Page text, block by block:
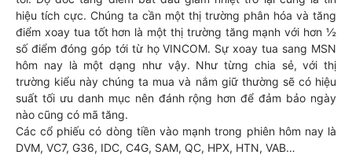
hiệu tích cực. Chúng ta cần một thị trường phân hóa và tăng
điểm xoay tua tốt hơn là một thị trường tăng mạnh với hơn ½
số điểm đóng góp tới từ họ VINCOM. Sự xoay tua sang MSN
hôm nay là một dạng như vậy. Như từng chia sẻ, với thị
trường kiểu này chúng ta mua và nắm giữ thường sẽ có hiệu
suất tối ưu danh mục nên đánh rộng hơn để đảm bảo ngày
nào cũng có mã tăng.
Các cổ phiếu có dòng tiền vào mạnh trong phiên hôm nay là
DVM, VC7, G36, IDC, C4G, SAM, QC, HPX, HTN, VAB…